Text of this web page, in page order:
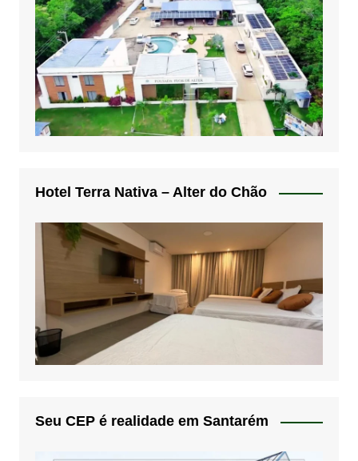
Hotel Terra Nativa – Alter do Chão
Seu CEP é realidade em Santarém